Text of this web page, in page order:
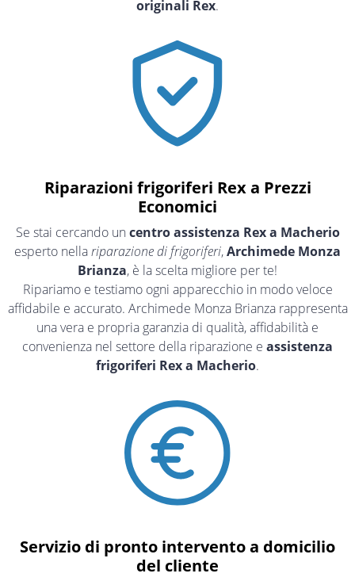
originali Rex.
Riparazioni frigoriferi Rex a Prezzi
Economici
Se stai cercando un centro assistenza Rex a Macherio
esperto nellariparazione di frigoriferi,Archimede Monza
Brianza, è la scelta migliore per te!
Ripariamo e testiamo ogni apparecchio in modo veloce
affidabile e accurato. Archimede Monza Brianza rappresenta
una vera e propria garanzia di qualità, affidabilità e
convenienza nel settore della riparazione e assistenza
frigoriferi Rex a Macherio.
Servizio di pronto intervento a domicilio
del cliente